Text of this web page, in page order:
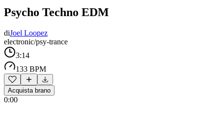
Psycho Techno EDM
diJoel Loopez
electronic/psy-trance
3:14
133 BPM
Acquista brano
0:00